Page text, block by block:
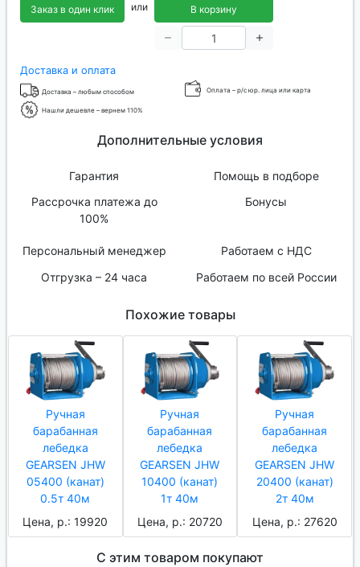
Заказ в один клик или В корзину
Доставка и оплата
Доставка – любым способом Оплата – р/с юр. лица или карта
Нашли дешевле – вернем 110%
Дополнительные условия
Гарантия
Помощь в подборе
Рассрочка платежа до
100%
Бонусы
Персональный менеджер
Работаем с НДС
Отгрузка – 24 часа
Работаем по всей России
Похожие товары
Ручная
барабанная
лебедка
GEARSEN JHW
05400 (канат)
0.5т 40м
Цена, р.: 19920
Ручная
барабанная
лебедка
GEARSEN JHW
10400 (канат)
1т 40м
Цена, р.: 20720
Ручная
барабанная
лебедка
GEARSEN JHW
20400 (канат)
2т 40м
Цена, р.: 27620
С этим товаром покупают